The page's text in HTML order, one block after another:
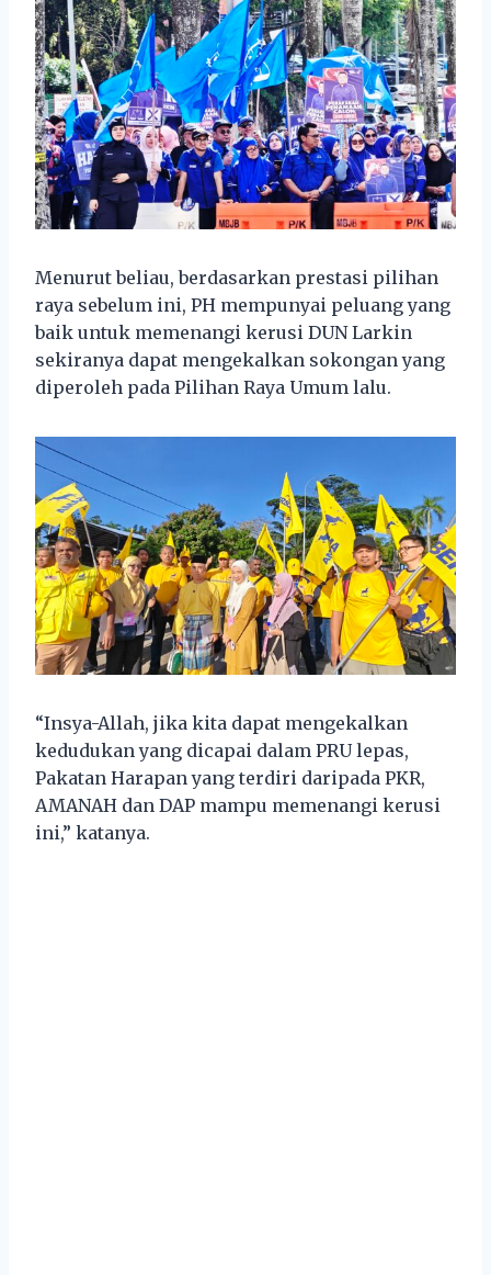
Menurut beliau, berdasarkan prestasi pilihan
raya sebelum ini, PH mempunyai peluang yang
baik untuk memenangi kerusi DUN Larkin
sekiranya dapat mengekalkan sokongan yang
diperoleh pada Pilihan Raya Umum lalu.
“Insya-Allah, jika kita dapat mengekalkan
kedudukan yang dicapai dalam PRU lepas,
Pakatan Harapan yang terdiri daripada PKR,
AMANAH dan DAP mampu memenangi kerusi
ini,” katanya.